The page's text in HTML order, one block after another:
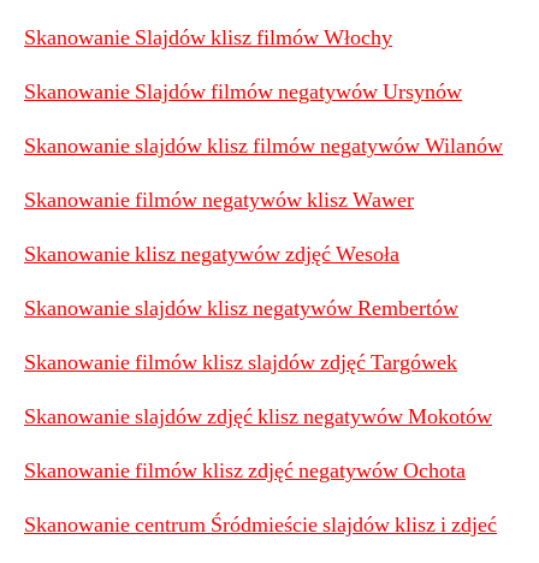
Skanowanie Slajdów klisz filmów Włochy
Skanowanie Slajdów filmów negatywów Ursynów
Skanowanie slajdów klisz filmów negatywów Wilanów
Skanowanie filmów negatywów klisz Wawer
Skanowanie klisz negatywów zdjęć Wesoła
Skanowanie slajdów klisz negatywów Rembertów
Skanowanie filmów klisz slajdów zdjęć Targówek
Skanowanie slajdów zdjęć klisz negatywów Mokotów
Skanowanie filmów klisz zdjęć negatywów Ochota
Skanowanie centrum Śródmieście slajdów klisz i zdjeć